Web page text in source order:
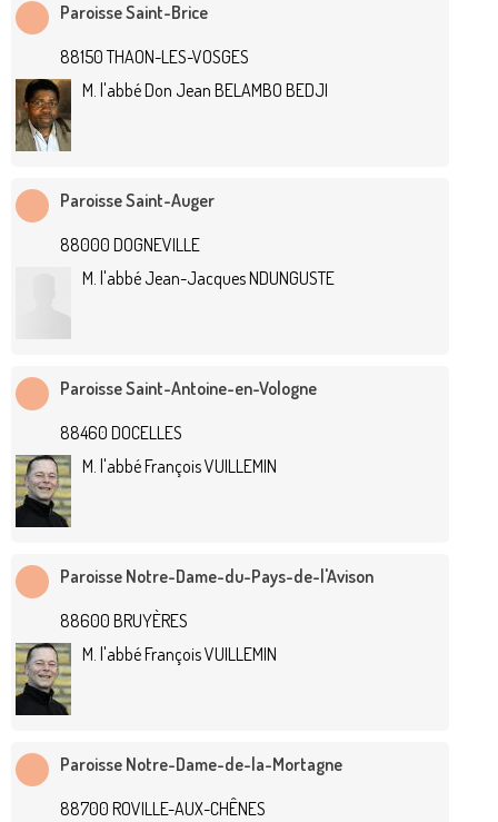
Paroisse Saint-Brice
88150 THAON-LES-VOSGES
M. l'abbé Don Jean BELAMBO BEDJI
Paroisse Saint-Auger
88000 DOGNEVILLE
M. l'abbé Jean-Jacques NDUNGUSTE
Paroisse Saint-Antoine-en-Vologne
88460 DOCELLES
M. l'abbé François VUILLEMIN
Paroisse Notre-Dame-du-Pays-de-l'Avison
88600 BRUYÈRES
M. l'abbé François VUILLEMIN
Paroisse Notre-Dame-de-la-Mortagne
88700 ROVILLE-AUX-CHÊNES